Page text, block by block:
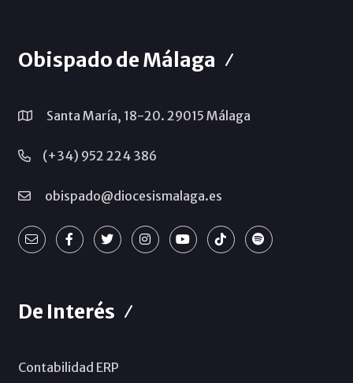
Obispado de Málaga
Santa María, 18-20. 29015 Málaga
(+34) 952 224 386
obispado@diocesismalaga.es
De Interés
Contabilidad ERP